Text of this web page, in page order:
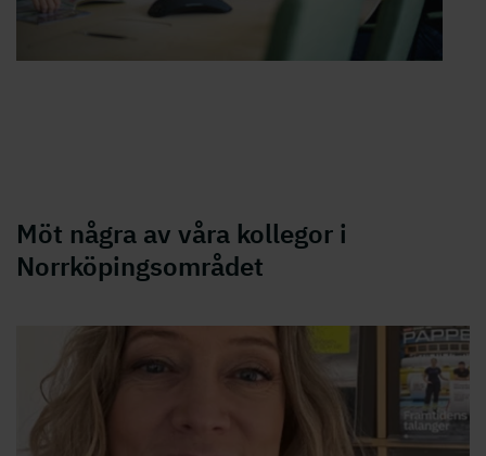
Möt några av våra kollegor i
Norrköpingsområdet